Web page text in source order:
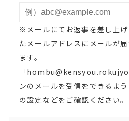
※メールにてお返事を差し上
たメールアドレスにメールが
ます。
「
ンのメールを受信をできるよ
の設定などをご確認ください。